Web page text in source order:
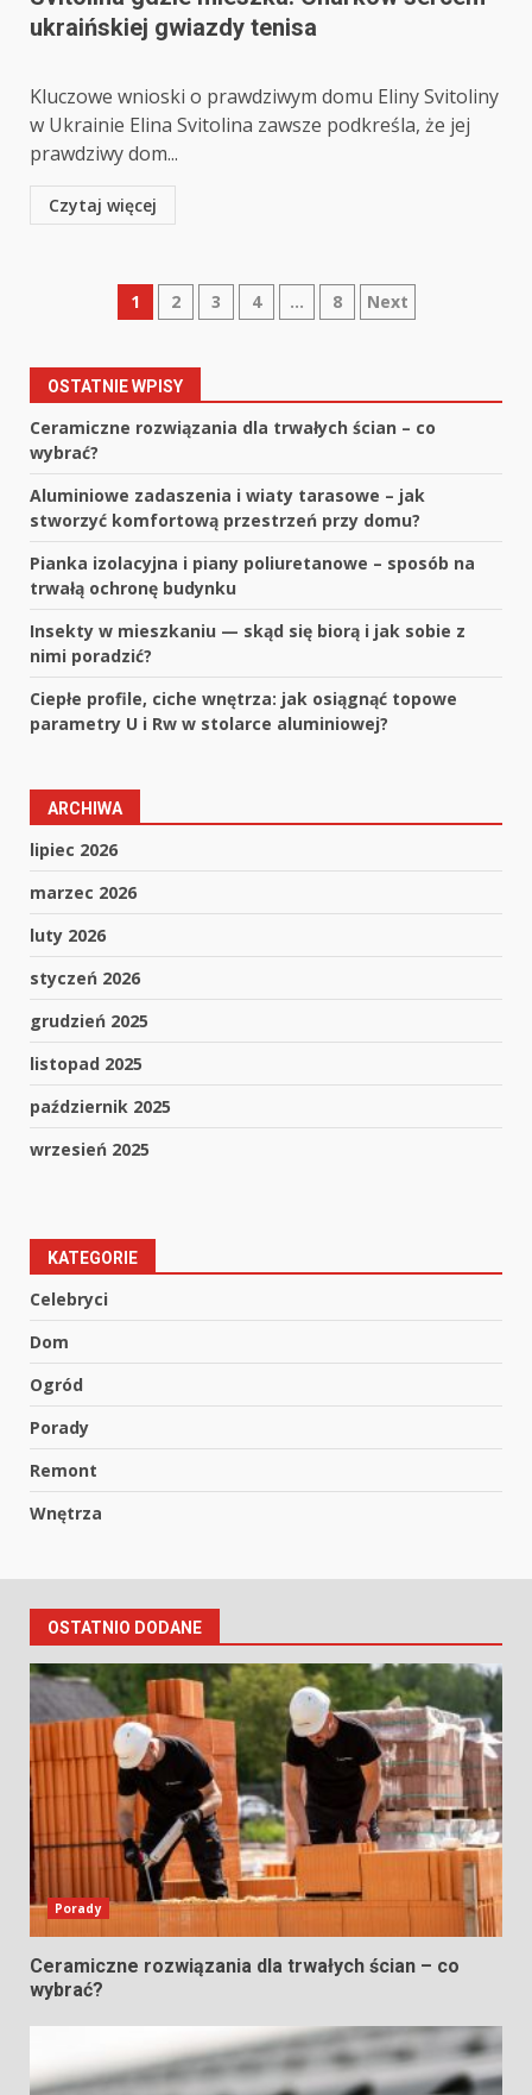
ukraińskiej gwiazdy tenisa
Kluczowe wnioski o prawdziwym domu Eliny Svitoliny
w Ukrainie Elina Svitolina zawsze podkreśla, że jej
prawdziwy dom...
Czytaj więcej
Stronicowanie
1 2 3 4 … 8 Next
OSTATNIE WPISY
Ceramiczne rozwiązania dla trwałych ścian – co
wybrać?
Aluminiowe zadaszenia i wiaty tarasowe – jak
stworzyć komfortową przestrzeń przy domu?
Pianka izolacyjna i piany poliuretanowe – sposób na
trwałą ochronę budynku
Insekty w mieszkaniu — skąd się biorą i jak sobie z
nimi poradzić?
Ciepłe profile, ciche wnętrza: jak osiągnąć topowe
parametry U i Rw w stolarce aluminiowej?
ARCHIWA
lipiec 2026
marzec 2026
luty 2026
styczeń 2026
grudzień 2025
listopad 2025
październik 2025
wrzesień 2025
KATEGORIE
Celebryci
Dom
Ogród
Porady
Remont
Wnętrza
OSTATNIO DODANE
Porady
Ceramiczne rozwiązania dla trwałych ścian – co
wybrać?